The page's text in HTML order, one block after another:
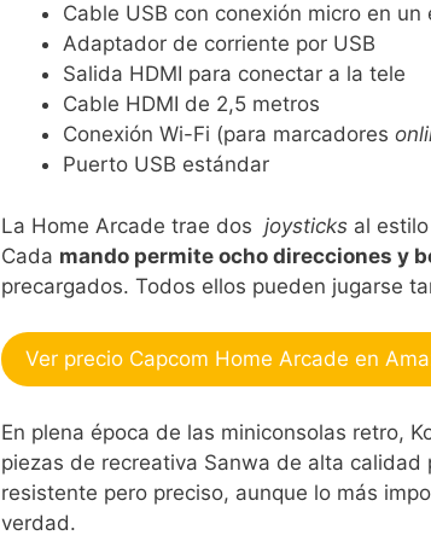
Cable USB con conexión micro en
Adaptador de corriente por USB
Salida HDMI para conectar a la tele
Cable HDMI de 2,5 metros
Conexión Wi-Fi (para marcadores
Puerto USB estándar
La Home Arcade trae dos joysticks al
Cada mando permite ocho direcciones y
precargados. Todos ellos pueden jugarse
Ver precio Capcom Home Arcade en
En plena época de las miniconsolas retro,
piezas de recreativa Sanwa de alta
resistente pero preciso, aunque lo más
verdad.